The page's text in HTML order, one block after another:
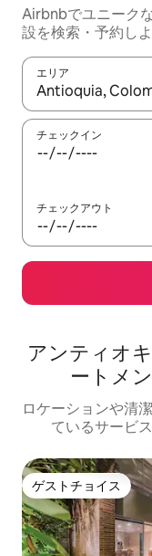
Airbnbでユニーク
設を検索・予約し
エリア
検索結果が表示さ
チェックイン
チェックアウト
アンティオ
ートメ
ロケーションや清
ているサービ
ゲストチョイス
ゲストチョイス